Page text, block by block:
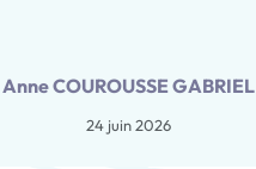
Anne COUROUSSE GABRIEL
24 juin 2026